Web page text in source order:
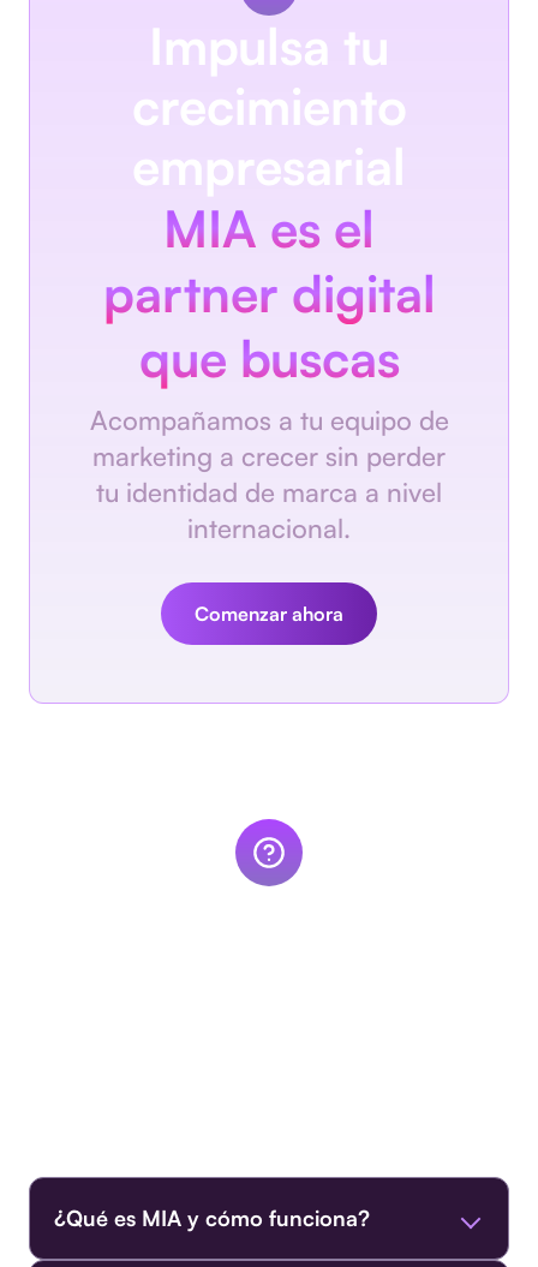
Impulsa tu
crecimiento
empresarial
MIA es el
partner digital
que buscas
Acompañamos a tu equipo de
marketing a crecer sin perder
tu identidad de marca a nivel
internacional.
Comenzar ahora
¿Qué es MIA y cómo funciona?